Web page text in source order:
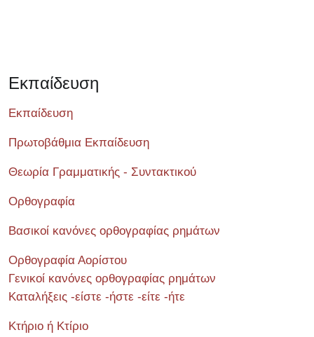
Εκπαίδευση
Εκπαίδευση
Πρωτοβάθμια Εκπαίδευση
Θεωρία Γραμματικής - Συντακτικού
Ορθογραφία
Βασικοί κανόνες ορθογραφίας ρημάτων
Ορθογραφία Αορίστου
Γενικοί κανόνες ορθογραφίας ρημάτων
Καταλήξεις -είστε -ήστε -είτε -ήτε
Κτήριο ή Κτίριο